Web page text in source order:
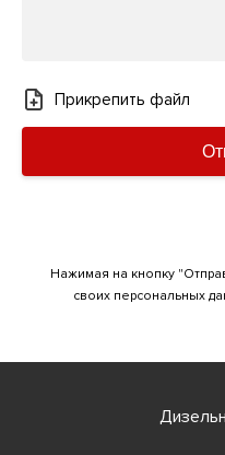
Прикрепить файл
Нажимая на кнопку
своих персональных